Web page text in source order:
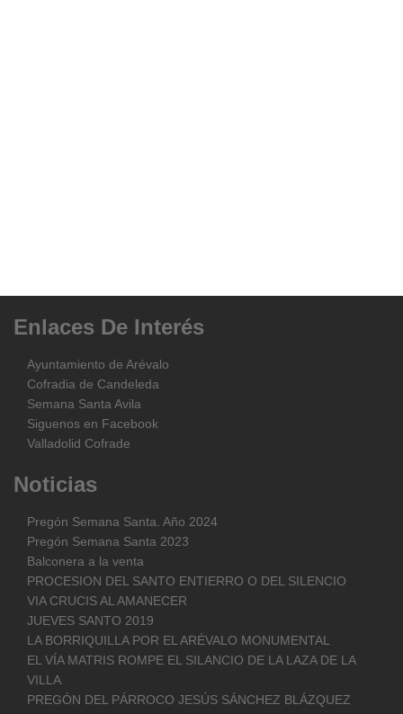
Enlaces De Interés
Ayuntamiento de Arévalo
Cofradia de Candeleda
Semana Santa Avila
Siguenos en Facebook
Valladolid Cofrade
Noticias
Pregón Semana Santa. Año 2024
Pregón Semana Santa 2023
Balconera a la venta
PROCESION DEL SANTO ENTIERRO O DEL SILENCIO
VIA CRUCIS AL AMANECER
JUEVES SANTO 2019
LA BORRIQUILLA POR EL ARÉVALO MONUMENTAL
EL VÍA MATRIS ROMPE EL SILANCIO DE LA LAZA DE LA
VILLA
PREGÓN DEL PÁRROCO JESÚS SÁNCHEZ BLÁZQUEZ